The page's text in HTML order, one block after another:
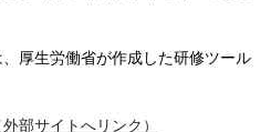
厚生労働省が作成した研修ツール
部サイトへリンク）